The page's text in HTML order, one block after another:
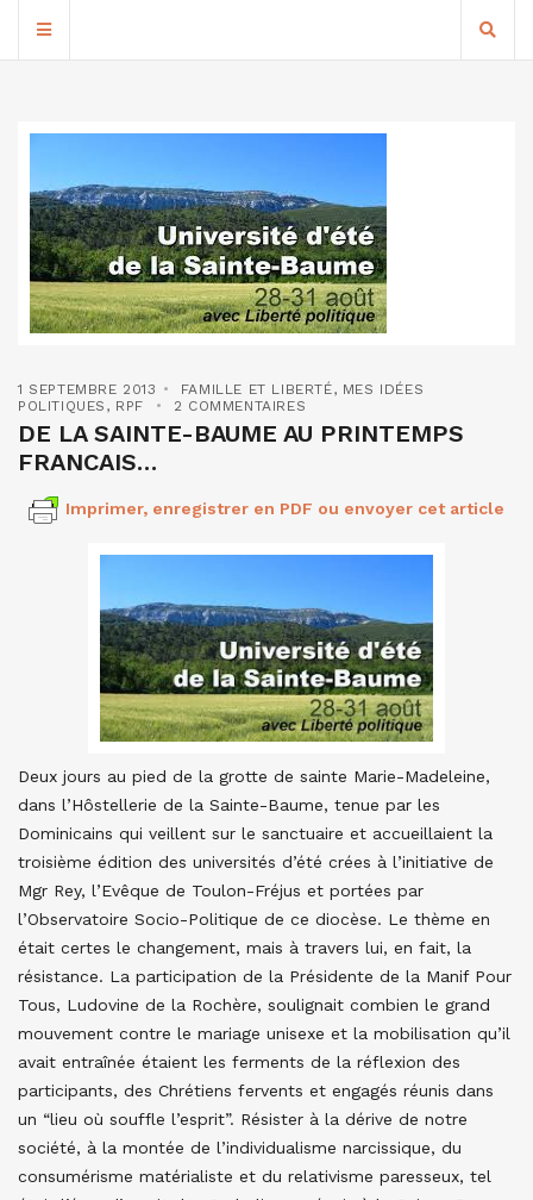
1 SEPTEMBRE 2013 FAMILLE ET LIBERTÉ, MES IDÉES
POLITIQUES , RPF 2 COMMENTAIRES
DE LA SAINTE-BAUME AU PRINTEMPS
FRANCAIS…
Imprimer, enregistrer en PDF ou envoyer cet article
Deux jours au pied de la grotte de sainte Marie-Madeleine,
dans l’Hôstellerie de la Sainte-Baume, tenue par les
Dominicains qui veillent sur le sanctuaire et accueillaient la
troisième édition des universités d’été crées à l’initiative de
Mgr Rey, l’Evêque de Toulon-Fréjus et portées par
l’Observatoire Socio-Politique de ce diocèse. Le thème en
était certes le changement, mais à travers lui, en fait, la
résistance. La participation de la Présidente de la Manif Pour
Tous, Ludovine de la Rochère, soulignait combien le grand
mouvement contre le mariage unisexe et la mobilisation qu’il
avait entraînée étaient les ferments de la réflexion des
participants, des Chrétiens fervents et engagés réunis dans
un “lieu où souffle l’esprit”. Résister à la dérive de notre
société, à la montée de l’individualisme narcissique, du
consumérisme matérialiste et du relativisme paresseux, tel